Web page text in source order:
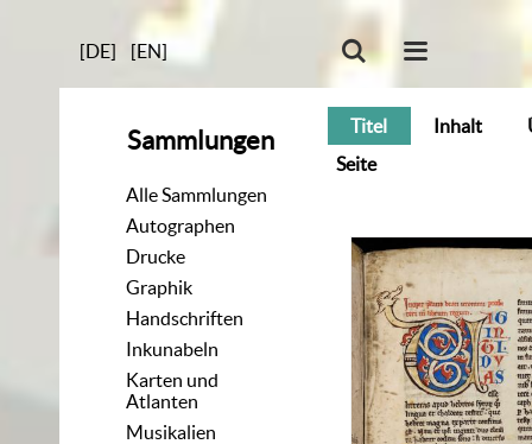
[DE] [EN]
Sammlungen
Alle Sammlungen
Autographen
Drucke
Graphik
Handschriften
Inkunabeln
Karten und
Atlanten
Musikalien
Titel Inhalt
Seite